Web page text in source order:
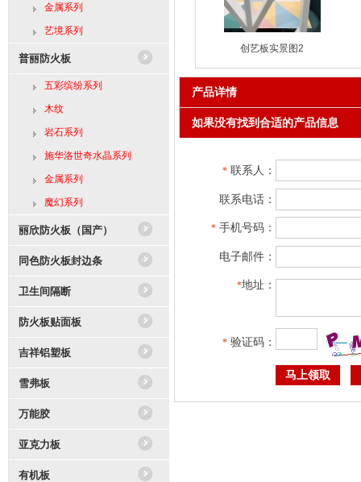
创艺板实景图2
产品详情
如果没有找到合适的产品信息
* 联系人：
联系电话：
* 手机号码：
电子邮件：
*地址：
* 验证码：
金属系列
艺境系列
普丽防火板
五彩缤纷系列
木纹
岩石系列
施华洛世奇水晶系列
金属系列
魔幻系列
丽欣防火板（国产）
同色防火板封边条
卫生间隔断
防火板贴面板
吉祥铝塑板
雪弗板
万能胶
亚克力板
有机板